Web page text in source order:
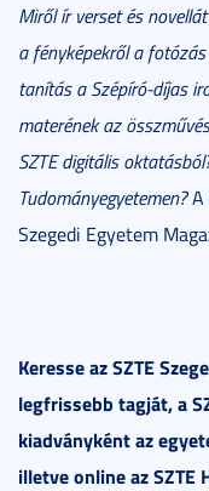
Miről ír verset és
a fényképekről a
tanítás a Szépíró-díjas
materének az
SZTE digitális
Tudományegyetemen?A
Szegedi Egyetem
Keresse az SZTE
legfrissebb tagját, a
kiadványként az
illetve online az SZTE